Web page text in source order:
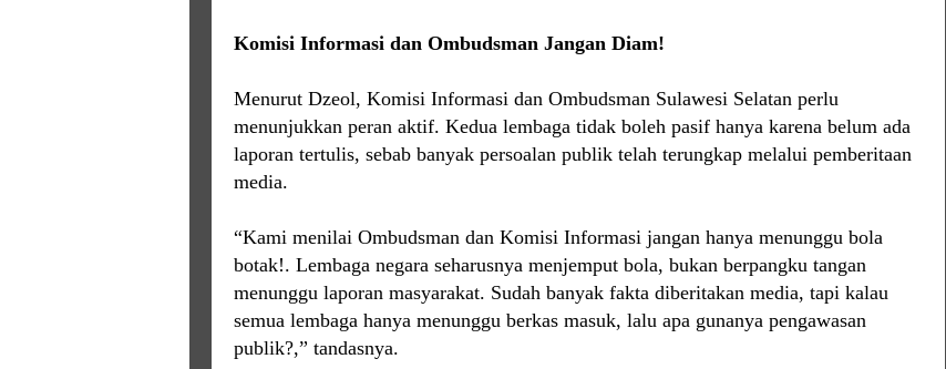
Komisi Informasi dan Ombudsman Jangan Diam!
Menurut Dzeol, Komisi Informasi dan Ombudsman Sulawesi Selatan perlu
menunjukkan peran aktif. Kedua lembaga tidak boleh pasif hanya karena belum ada
laporan tertulis, sebab banyak persoalan publik telah terungkap melalui pemberitaan
media.
“Kami menilai Ombudsman dan Komisi Informasi jangan hanya menunggu bola
botak!. Lembaga negara seharusnya menjemput bola, bukan berpangku tangan
menunggu laporan masyarakat. Sudah banyak fakta diberitakan media, tapi kalau
semua lembaga hanya menunggu berkas masuk, lalu apa gunanya pengawasan
publik?,” tandasnya.